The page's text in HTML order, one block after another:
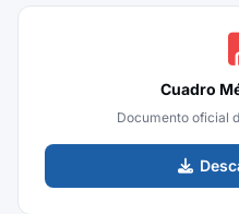
Cuadro
Documento oficial